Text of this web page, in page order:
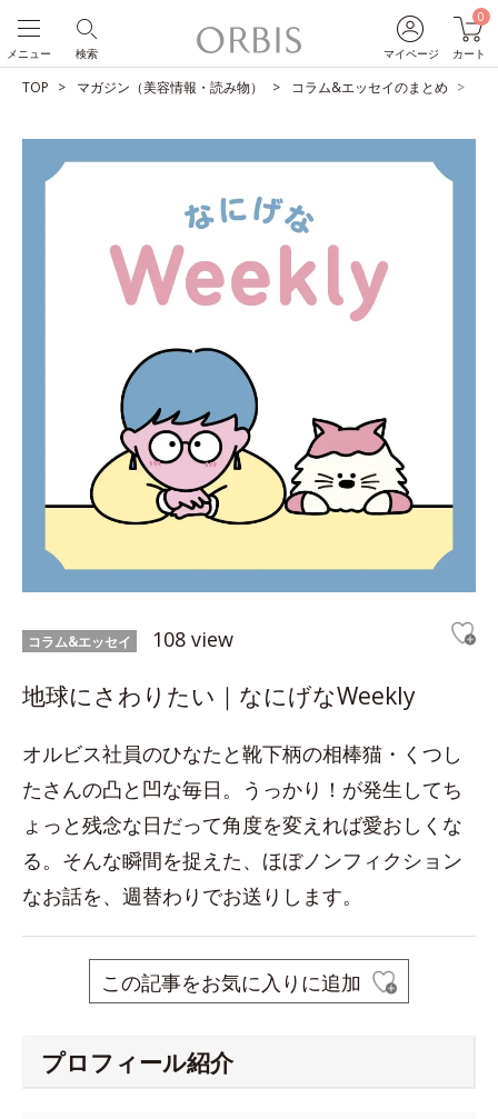
マイページ
0
カート
検索
メニュー
TOP マガジン（美容情報・読み物） コラム&エッセイのまとめ
コラム&エッセイ 108 view
地球にさわりたい｜なにげなWeekly
オルビス社員のひなたと靴下柄の相棒猫・くつし
たさんの凸と凹な毎日。うっかり！が発生してち
ょっと残念な日だって角度を変えれば愛おしくな
る。そんな瞬間を捉えた、ほぼノンフィクション
なお話を、週替わりでお送りします。
この記事をお気に入りに追加
プロフィール紹介